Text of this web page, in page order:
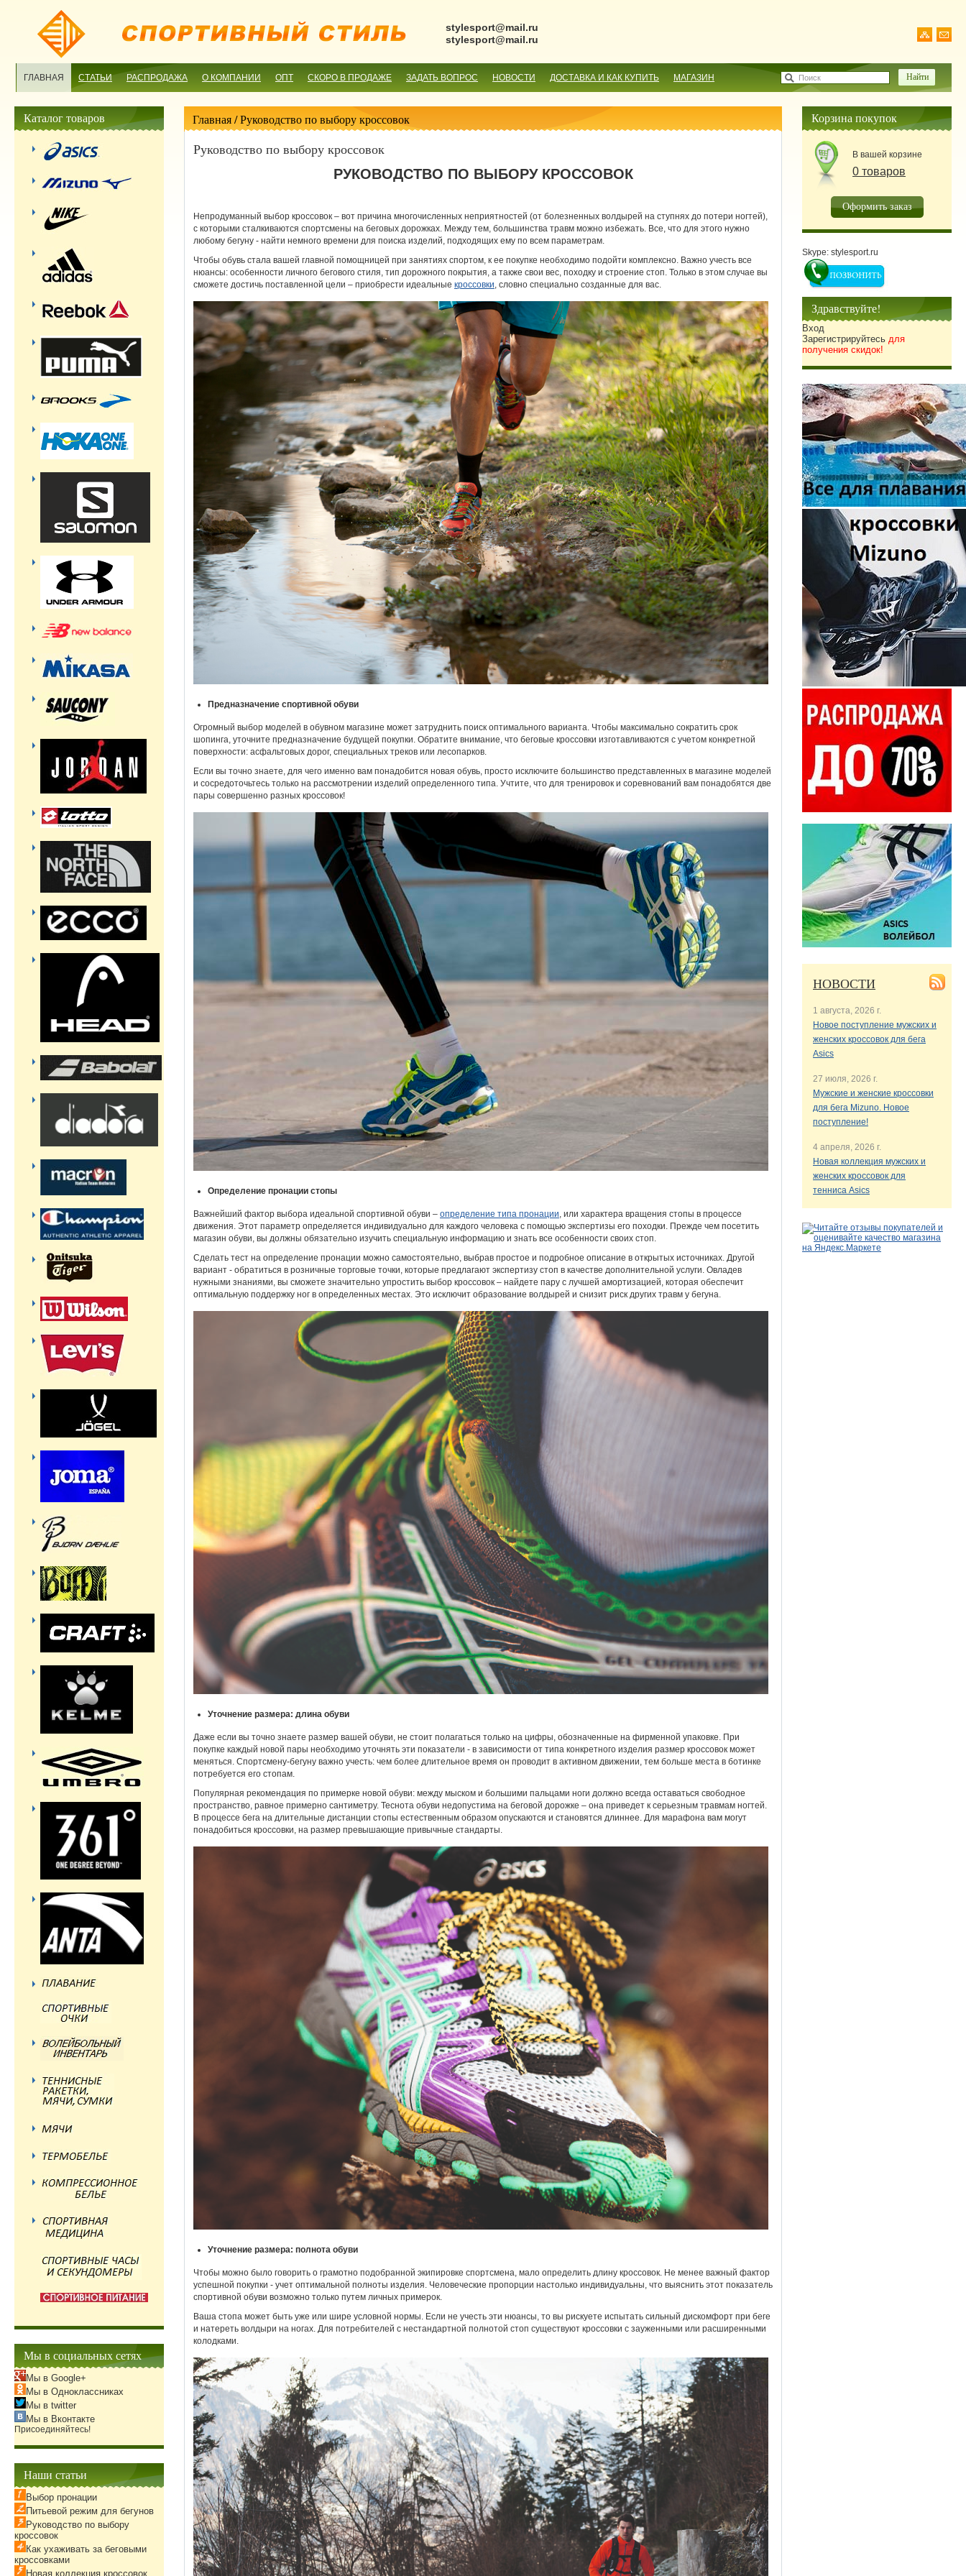
stylesport@mail.ru
stylesport@mail.ru
ГЛАВНАЯ СТАТЬИ РАСПРОДАЖА О КОМПАНИИ ОПТ СКОРО В ПРОДАЖЕ ЗАДАТЬ ВОПРОС НОВОСТИ ДОСТАВКА И КАК КУПИТЬ МАГАЗИН Поиск
Главная/ Руководство по выбору кроссовок
Руководство по выбору кроссовок
РУКОВОДСТВО ПО ВЫБОРУ КРОССОВОК
Непродуманный выбор кроссовок – вот причина многочисленных неприятностей (от болезненных волдырей на ступнях до потери ногтей),
с которыми сталкиваются спортсмены на беговых дорожках. Между тем, большинства травм можно избежать. Все, что для этого нужно
любому бегуну - найти немного времени для поиска изделий, подходящих ему по всем параметрам.
Чтобы обувь стала вашей главной помощницей при занятиях спортом, к ее покупке необходимо подойти комплексно. Важно учесть все
нюансы: особенности личного бегового стиля, тип дорожного покрытия, а также свои вес, походку и строение стоп. Только в этом случае вы
сможете достичь поставленной цели – приобрести идеальные кроссовки, словно специально созданные для вас.
Предназначение спортивной обуви
Огромный выбор моделей в обувном магазине может затруднить поиск оптимального варианта. Чтобы максимально сократить срок
шопинга, уточните предназначение будущей покупки. Обратите внимание, что беговые кроссовки изготавливаются с учетом конкретной
поверхности: асфальтовых дорог, специальных треков или лесопарков.
Если вы точно знаете, для чего именно вам понадобится новая обувь, просто исключите большинство представленных в магазине моделей
и сосредоточьтесь только на рассмотрении изделий определенного типа. Учтите, что для тренировок и соревнований вам понадобятся две
пары совершенно разных кроссовок!
Определение пронации стопы
Важнейший фактор выбора идеальной спортивной обуви – определение типа пронации, или характера вращения стопы в процессе
движения. Этот параметр определяется индивидуально для каждого человека с помощью экспертизы его походки. Прежде чем посетить
магазин обуви, вы должны обязательно изучить специальную информацию и знать все особенности своих стоп.
Сделать тест на определение пронации можно самостоятельно, выбрав простое и подробное описание в открытых источниках. Другой
вариант - обратиться в розничные торговые точки, которые предлагают экспертизу стоп в качестве дополнительной услуги. Овладев
нужными знаниями, вы сможете значительно упростить выбор кроссовок – найдете пару с лучшей амортизацией, которая обеспечит
оптимальную поддержку ног в определенных местах. Это исключит образование волдырей и снизит риск других травм у бегуна.
Уточнение размера: длина обуви
Даже если вы точно знаете размер вашей обуви, не стоит полагаться только на цифры, обозначенные на фирменной упаковке. При
покупке каждый новой пары необходимо уточнять эти показатели - в зависимости от типа конкретного изделия размер кроссовок может
меняться. Спортсмену-бегуну важно учесть: чем более длительное время он проводит в активном движении, тем больше места в ботинке
потребуется его стопам.
Популярная рекомендация по примерке новой обуви: между мыском и большими пальцами ноги должно всегда оставаться свободное
пространство, равное примерно сантиметру. Теснота обуви недопустима на беговой дорожке – она приведет к серьезным травмам ногтей.
В процессе бега на длительные дистанции стопы естественным образом опускаются и становятся длиннее. Для марафона вам могут
понадобиться кроссовки, на размер превышающие привычные стандарты.
Уточнение размера: полнота обуви
Чтобы можно было говорить о грамотно подобранной экипировке спортсмена, мало определить длину кроссовок. Не менее важный фактор
успешной покупки - учет оптимальной полноты изделия. Человеческие пропорции настолько индивидуальны, что выяснить этот показатель
спортивной обуви возможно только путем личных примерок.
Ваша стопа может быть уже или шире условной нормы. Если не учесть эти нюансы, то вы рискуете испытать сильный дискомфорт при беге
и натереть волдыри на ногах. Для потребителей с нестандартной полнотой стоп существуют кроссовки с зауженными или расширенными
колодками.
Каталог товаров
Мы в социальных сетях
Мы в Google+
Мы в Одноклассниках
Мы в twitter
Мы в Вконтакте
Присоединяйтесь!
Наши статьи
Выбор пронации
Питьевой режим для бегунов
Руководство по выбору
кроссовок
Как ухаживать за беговыми
кроссовками
Новая коллекция кроссовок
Корзина покупок
В вашей корзине
0 товаров
Оформить заказ
Skype: stylesport.ru
Здравствуйте!
Вход
Зарегистрируйтесь для
получения скидок!
НОВОСТИ
1 августа, 2026 г.
Новое поступление мужских и
женских кроссовок для бега
Asics
27 июля, 2026 г.
Мужские и женские кроссовки
для бега Mizuno. Новое
поступление!
4 апреля, 2026 г.
Новая коллекция мужских и
женских кроссовок для
тенниса Asics